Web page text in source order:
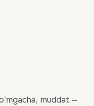
muddat —